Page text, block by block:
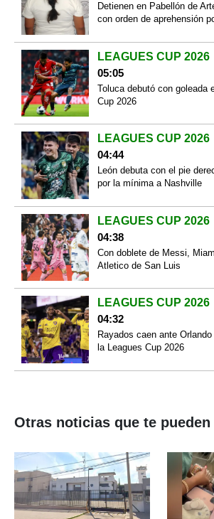
Detienen en Pabellón de
con orden de aprehensión
LEAGUES CUP 2026
05:05
Toluca debutó con goleada
Cup 2026
LEAGUES CUP 2026
04:44
León debuta con el pie
por la mínima a Nashville
LEAGUES CUP 2026
04:38
Con doblete de Messi,
Atletico de San Luis
LEAGUES CUP 2026
04:32
Rayados caen ante
la Leagues Cup 2026
Otras noticias que te